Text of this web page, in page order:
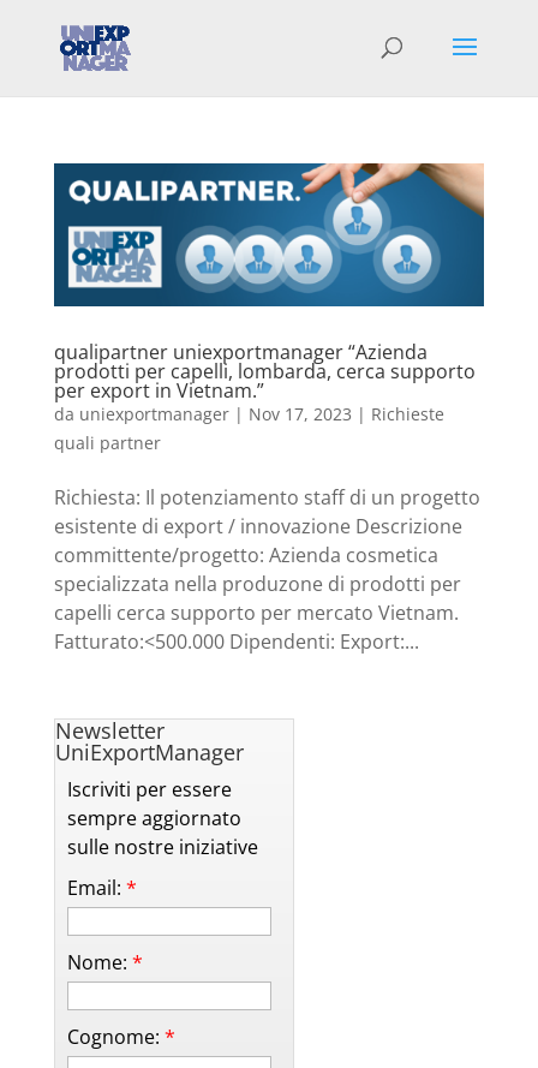
qualipartner uniexportmanager “Azienda
prodotti per capelli, lombarda, cerca supporto
per export in Vietnam.”
da uniexportmanager| Nov 17, 2023 | Richieste
quali partner
Richiesta: Il potenziamento staff di un progetto
esistente di export / innovazione Descrizione
committente/progetto: Azienda cosmetica
specializzata nella produzone di prodotti per
capelli cerca supporto per mercato Vietnam.
Fatturato:<500.000 Dipendenti: Export:...
Newsletter
UniExportManager
Iscriviti per essere
sempre aggiornato
sulle nostre iniziative
Email: *
Nome: *
Cognome: *